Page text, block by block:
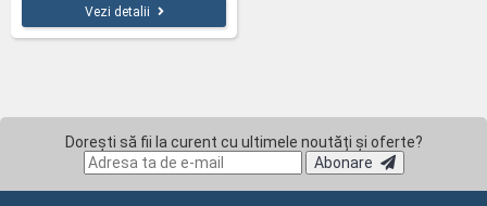
Vezi detalii
Dorești să fii la curent cu ultimele noutăți și oferte?
Abonare